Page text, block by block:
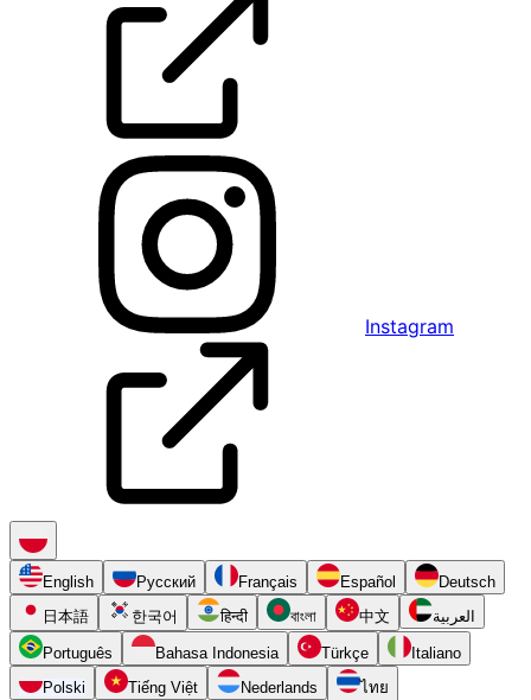
Instagram
English Русский Français Español
Deutsch
日本語
한국어 हिन्दी বাংলা 中文 العربية
Português Bahasa Indonesia Türkçe
Italiano
Polski
Tiếng Việt Nederlands
ไทย